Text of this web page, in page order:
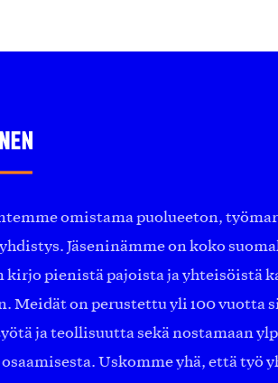
omistama puolueeton,
Jäseninämme on koko
kirjo pienistä pajoista ja yhteisöistä
Meidät on perustettu yli 100 vuotta
ja teollisuutta sekä nostamaan
Uskomme yhä, että työ